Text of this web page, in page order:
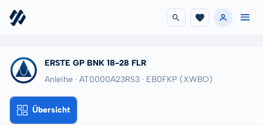
ERSTE GP BNK 18-28 FLR
Anleihe · AT0000A23RS3 · EB0FKP (XWBO)
Übersicht